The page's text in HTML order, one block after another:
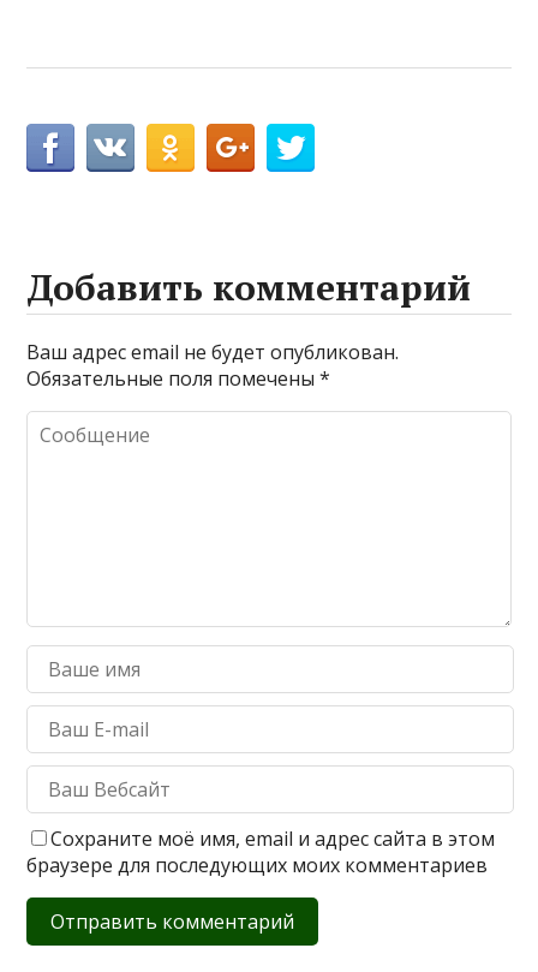
Добавить комментарий
Ваш адрес email не будет опубликован.
Обязательные поля помечены*
Сохраните моё имя, email и адрес сайта в этом
браузере для последующих моих комментариев